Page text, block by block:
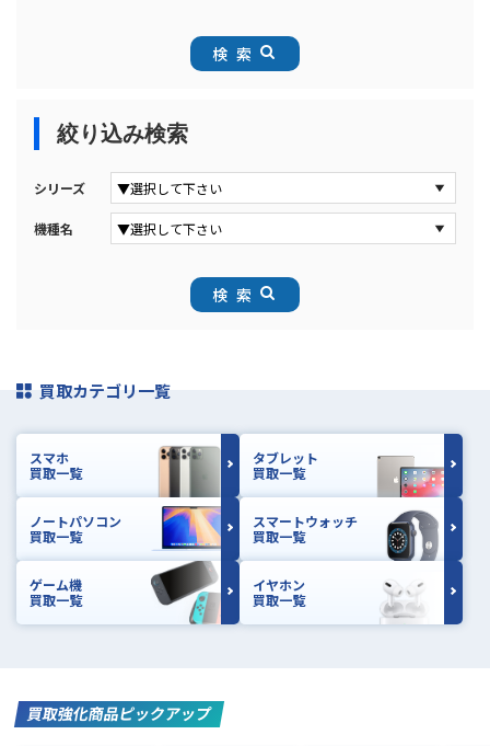
検索
絞り込み検索
シリーズ
機種名
検索
買取カテゴリ一覧
スマホ
買取一覧
タブレット
買取一覧
ノートパソコン
買取一覧
スマートウォッチ
買取一覧
ゲーム機
買取一覧
イヤホン
買取一覧
買取強化商品ピックアップ